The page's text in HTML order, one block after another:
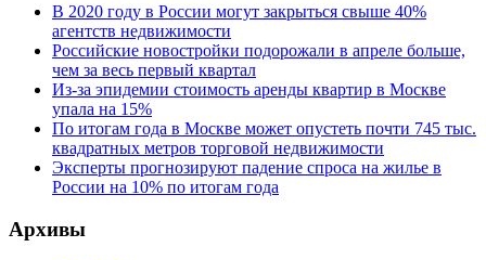
В 2020 году в России могут закрыться свыше 40%
агентств недвижимости
Российские новостройки подорожали в апреле больше,
чем за весь первый квартал
Из-за эпидемии стоимость аренды квартир в Москве
упала на 15%
По итогам года в Москве может опустеть почти 745 тыс.
квадратных метров торговой недвижимости
Эксперты прогнозируют падение спроса на жилье в
России на 10% по итогам года
Архивы